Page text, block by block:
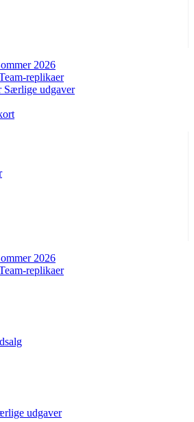
2026
replikaer
Særlige udgaver
2026
replikaer